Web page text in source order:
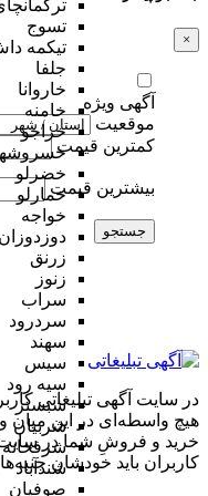
تسوج
تیکمه
جلفا
خاروانا
خامنه
خراجو
خضرلو
خمارلو
خواجه
دوزدوزان
زرنق
زنوز
سراب
سردرود
سهند
سیس
سیه رود
شبستر
شربیان
شرفخانه
شندآباد
صوفیان
×
آگهی ویژه
موقعیت
کمترین قیمت
بیشترین قیمت
جستجو
در سایت آگهی تبلیغاتی
هیچ واسطه‌ای در این میان
خرید و فروشِ شما در سایت
کاربران باید خودشان